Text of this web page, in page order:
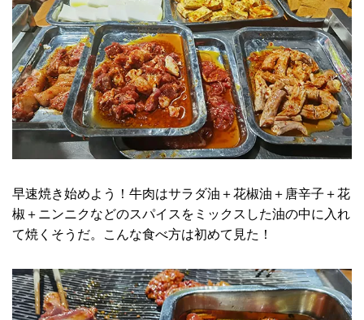
早速焼き始めよう！牛肉はサラダ油＋花椒油＋唐辛子＋花
椒＋ニンニクなどのスパイスをミックスした油の中に入れ
て焼くそうだ。こんな食べ方は初めて見た！